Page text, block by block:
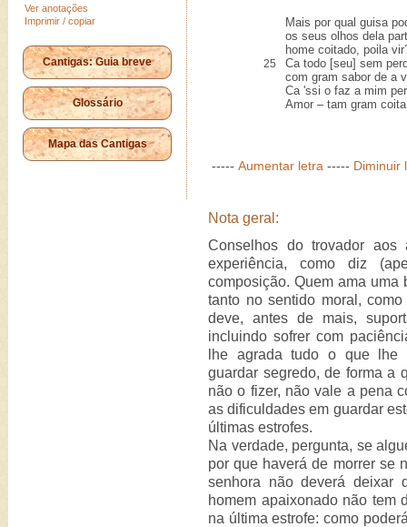
Ver anotações
Imprimir / copiar
Cantigas: Guia breve
Glossário
Mapa das Cantigas
Mais por qual guisa
os seus olhos dela
home coitado, poila
25
Ca todo [seu] sem
com gram sabor de a
Ca 'ssi o faz a mim
Amor – tam gram
----- Aumentar letra ----- Diminuir
Nota geral:
Conselhos do trovador aos
experiência, como diz
composição. Quem ama
tanto no sentido moral,
deve, antes de mais,
incluindo sofrer com
lhe agrada tudo o que lhe
guardar segredo, de forma a
não o fizer, não vale a pena
as dificuldades em guardar
últimas estrofes.
Na verdade, pergunta, se
por que haverá de morrer se
senhora não deverá deixar
homem apaixonado não tem
na última estrofe: como